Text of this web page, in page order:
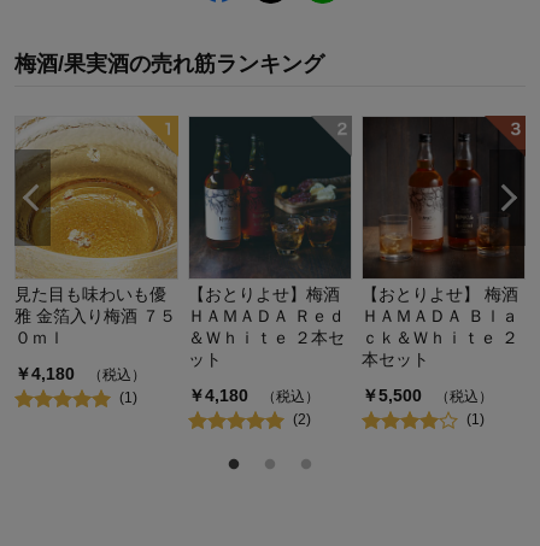
梅酒/果実酒の売れ筋ランキング
見た目も味わいも優
雅 金箔入り梅酒 ７５
０ｍｌ
￥4,180
（税込）
(1)
【おとりよせ】梅酒
ＨＡＭＡＤＡ Ｒｅｄ
＆Ｗｈｉｔｅ ２本セ
ット
￥4,180
（税込）
(2)
【おとりよせ】 梅酒
ＨＡＭＡＤＡ Ｂｌａ
ｃｋ＆Ｗｈｉｔｅ ２
本セット
￥5,500
（税込）
(1)